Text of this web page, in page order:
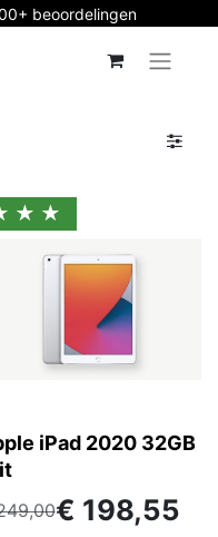
beoordelingen
iPad 2020 32GB
€ 198,55